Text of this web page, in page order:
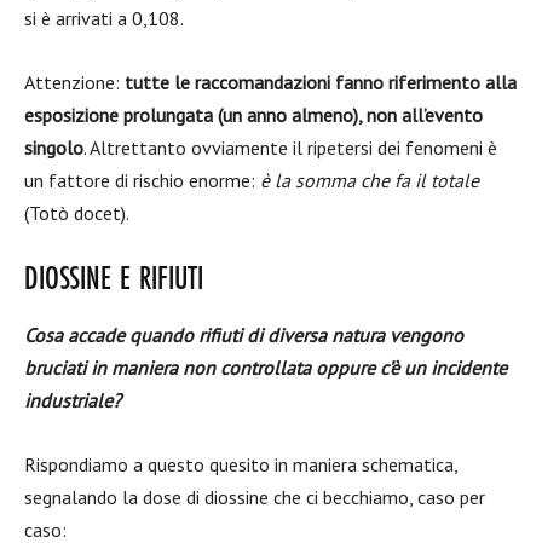
si è arrivati a 0,108.
Attenzione: tutte le raccomandazioni fanno riferimento alla
esposizione prolungata (un anno almeno), non all’evento
singolo. Altrettanto ovviamente il ripetersi dei fenomeni è
un fattore di rischio enorme: è la somma che fa il totale
(Totò docet).
DIOSSINE E RIFIUTI
Cosa accade quando rifiuti di diversa natura vengono
bruciati in maniera non controllata oppure c’è un incidente
industriale?
Rispondiamo a questo quesito in maniera schematica,
segnalando la dose di diossine che ci becchiamo, caso per
caso: